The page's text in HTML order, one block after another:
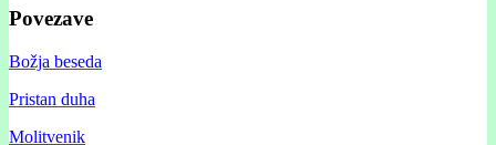
Povezave
Božja beseda
Pristan duha
Molitvenik